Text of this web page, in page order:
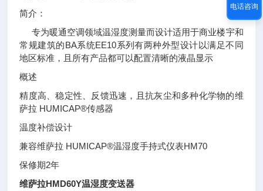
简介：
专为暖通空调领域温湿度测量而设计适用于商业楼宇和
常规建筑的BA系统EE10系列有两种外型设计以满足不同
地区标准，且所有产品都可以配置清晰的液晶显示
概述
精度高、稳定性、反馈迅速，且抗灰尘和多种化学物的维
萨拉 HUMICAP®传感器
温度补偿设计
兼容维萨拉 HUMICAP®温湿度手持式仪表HM70
保修期2年
维萨拉HMD60Y温湿度变送器
电话咨询